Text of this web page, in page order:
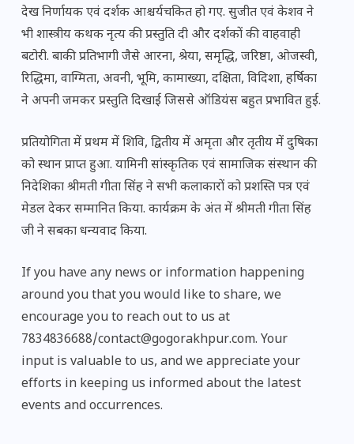
देख निर्णायक एवं दर्शक आश्चर्यचकित हो गए. सुजीत एवं केशव ने
भी शास्त्रीय कथक नृत्य की प्रस्तुति दी और दर्शकों की वाहवाही
बटोरी. बाकी प्रतिभागी जैसे आरना, श्रेया, समृद्धि, जरिष्ठा, ओजस्वी,
रिद्धिमा, वाग्मिता, अवनी, भूमि, कामाख्या, दक्षिता, विदिशा, हर्षिका
ने अपनी जमकर प्रस्तुति दिखाई जिससे ऑडियंस बहुत प्रभावित हुई.
प्रतियोगिता में प्रथम में शिवि, द्वितीय में अमृता और तृतीय में दुषिका
को स्थान प्राप्त हुआ. यामिनी सांस्कृतिक एवं सामाजिक संस्थान की
निदेशिका श्रीमती गीता सिंह ने सभी कलाकारों को प्रशस्ति पत्र एवं
मेडल देकर सम्मानित किया. कार्यक्रम के अंत में श्रीमती गीता सिंह
जी ने सबका धन्यवाद किया.
If you have any news or information happening
around you that you would like to share, we
encourage you to reach out to us at
7834836688/contact@gogorakhpur.com. Your
input is valuable to us, and we appreciate your
efforts in keeping us informed about the latest
events and occurrences.